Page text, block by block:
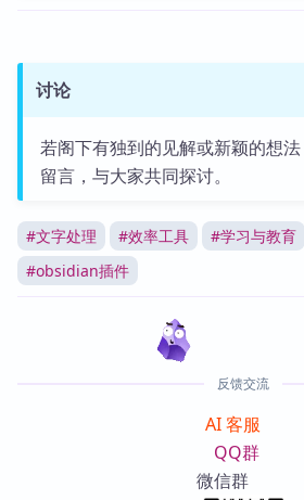
讨论
若阁下有独到的见解或新颖的想
留言，与大家共同探讨。
#文字处理 #效率工具 #学习与教育
#obsidian插件
反馈交流
AI 客服
QQ群
微信群